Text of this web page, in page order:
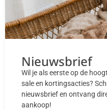
Nieuwsbrief
Wil je als eerste op de
sale en kortingsacties?
nieuwsbrief en ontvang
aankoop!